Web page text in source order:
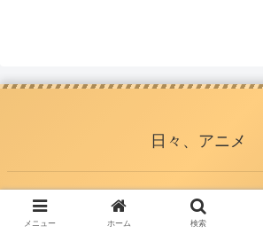
日々、アニメ
© 2015 日々、アニメ.
メニュー ホーム 検索